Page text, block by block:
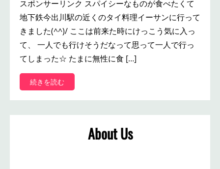
スポンサーリンク スパイシーなものが食べたくて
地下鉄今出川駅の近くのタイ料理イーサンに行って
きました(^^)/ ここは前来た時にけっこう気に入っ
て、 一人でも行けそうだなって思って一人で行っ
てしまった☆ たまに無性に食 […]
続きを読む:
今
出
About Us